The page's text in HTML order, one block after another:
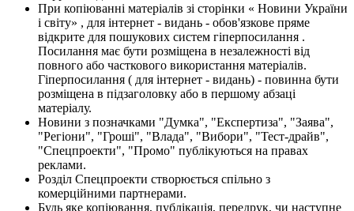
При копіюванні матеріалів зі сторінки « Новини України
і світу» , для інтернет - видань - обов'язкове пряме
відкрите для пошукових систем гіперпосилання .
Посилання має бути розміщена в незалежності від
повного або часткового використання матеріалів.
Гіперпосилання ( для інтернет - видань) - повинна бути
розміщена в підзаголовку або в першому абзаці
матеріалу.
Новини з позначками "Думка", "Експертиза", "Заява",
"Регіони", "Гроші", "Влада", "Вибори", "Тест-драйв",
"Спецпроекти", "Промо" публікуються на правах
реклами.
Розділ Спецпроекти створюється спільно з
комерційними партнерами.
Будь яке копіювання, публікація, передрук, чи наступне